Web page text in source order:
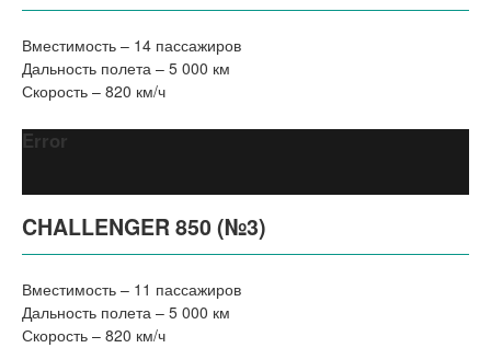
Вместимость – 14 пассажиров
Дальность полета – 5 000 км
Скорость – 820 км/ч
Error
CHALLENGER 850 (№3)
Вместимость – 11 пассажиров
Дальность полета – 5 000 км
Скорость – 820 км/ч